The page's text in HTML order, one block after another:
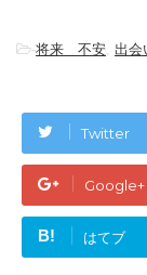
-将来 不安, 出会
Twitter
Google+
B! はてブ